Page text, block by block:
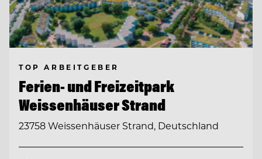
TOP ARBEITGEBER
Ferien- und Freizeitpark
Weissenhäuser Strand
23758 Weissenhäuser Strand, Deutschland